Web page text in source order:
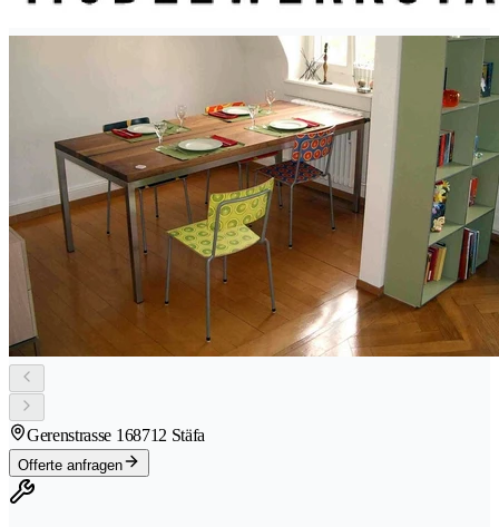
Gerenstrasse 168712 Stäfa
Offerte anfragen